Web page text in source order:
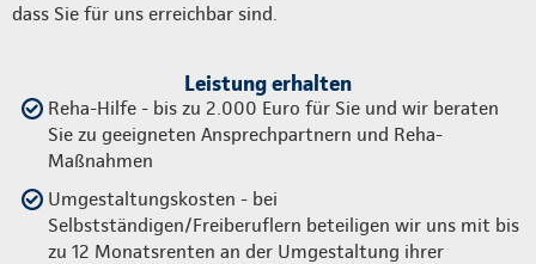
dass Sie für uns erreichbar sind.
Leistung erhalten
Reha-Hilfe - bis zu 2.000 Euro für Sie und wir beraten
Sie zu geeigneten Ansprechpartnern und Reha-
Maßnahmen
Umgestaltungskosten - bei
Selbstständigen/Freiberuflern beteiligen wir uns mit bis
zu 12 Monatsrenten an der Umgestaltung ihrer